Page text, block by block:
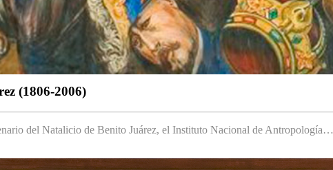
(1806-2006)
del Natalicio de Benito Juárez, el Instituto Nacional de Antropología…